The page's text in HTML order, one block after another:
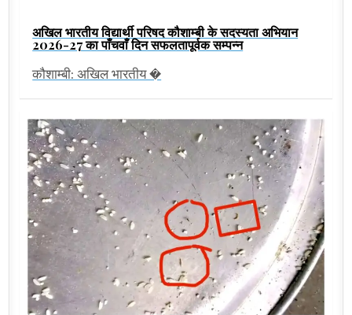
अखिल भारतीय विद्यार्थी परिषद कौशाम्बी के सदस्यता अभियान
2026-27 का पाँचवाँ दिन सफलतापूर्वक सम्पन्न
कौशाम्बी: अखिल भारतीय �